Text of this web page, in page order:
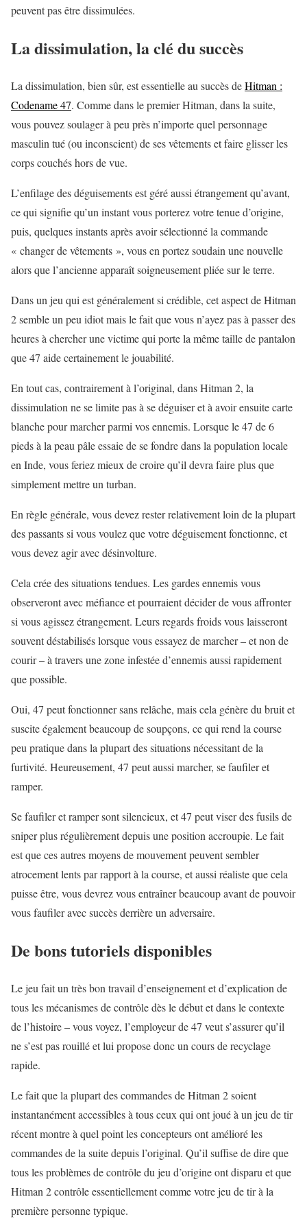
peuvent pas être dissimulées.
La dissimulation, la clé du succès
La dissimulation, bien sûr, est essentielle au succès deHitman :
Codename 47. Comme dans le premier Hitman, dans la suite,
vous pouvez soulager à peu près n’importe quel personnage
masculin tué (ou inconscient) de ses vêtements et faire glisser les
corps couchés hors de vue.
L’enfilage des déguisements est géré aussi étrangement qu’avant,
ce qui signifie qu’un instant vous porterez votre tenue d’origine,
puis, quelques instants après avoir sélectionné la commande
« changer de vêtements », vous en portez soudain une nouvelle
alors que l’ancienne apparaît soigneusement pliée sur le terre.
Dans un jeu qui est généralement si crédible, cet aspect de Hitman
2 semble un peu idiot mais le fait que vous n’ayez pas à passer des
heures à chercher une victime qui porte la même taille de pantalon
que 47 aide certainement le jouabilité.
En tout cas, contrairement à l’original, dans Hitman 2, la
dissimulation ne se limite pas à se déguiser et à avoir ensuite carte
blanche pour marcher parmi vos ennemis. Lorsque le 47 de 6
pieds à la peau pâle essaie de se fondre dans la population locale
en Inde, vous feriez mieux de croire qu’il devra faire plus que
simplement mettre un turban.
En règle générale, vous devez rester relativement loin de la plupart
des passants si vous voulez que votre déguisement fonctionne, et
vous devez agir avec désinvolture.
Cela crée des situations tendues. Les gardes ennemis vous
observeront avec méfiance et pourraient décider de vous affronter
si vous agissez étrangement. Leurs regards froids vous laisseront
souvent déstabilisés lorsque vous essayez de marcher – et non de
courir – à travers une zone infestée d’ennemis aussi rapidement
que possible.
Oui, 47 peut fonctionner sans relâche, mais cela génère du bruit et
suscite également beaucoup de soupçons, ce qui rend la course
peu pratique dans la plupart des situations nécessitant de la
furtivité. Heureusement, 47 peut aussi marcher, se faufiler et
ramper.
Se faufiler et ramper sont silencieux, et 47 peut viser des fusils de
sniper plus régulièrement depuis une position accroupie. Le fait
est que ces autres moyens de mouvement peuvent sembler
atrocement lents par rapport à la course, et aussi réaliste que cela
puisse être, vous devrez vous entraîner beaucoup avant de pouvoir
vous faufiler avec succès derrière un adversaire.
De bons tutoriels disponibles
Le jeu fait un très bon travail d’enseignement et d’explication de
tous les mécanismes de contrôle dès le début et dans le contexte
de l’histoire – vous voyez, l’employeur de 47 veut s’assurer qu’il
ne s’est pas rouillé et lui propose donc un cours de recyclage
rapide.
Le fait que la plupart des commandes de Hitman 2 soient
instantanément accessibles à tous ceux qui ont joué à un jeu de tir
récent montre à quel point les concepteurs ont amélioré les
commandes de la suite depuis l’original. Qu’il suffise de dire que
tous les problèmes de contrôle du jeu d’origine ont disparu et que
Hitman 2 contrôle essentiellement comme votre jeu de tir à la
première personne typique.